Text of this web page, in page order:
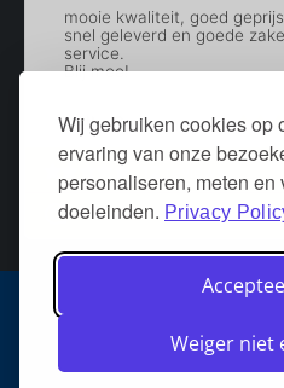
Wij gebruiken cookies op
ervaring van onze
personaliseren, meten en
doeleinden. Privacy
Weiger niet
Algemene voorwaarden